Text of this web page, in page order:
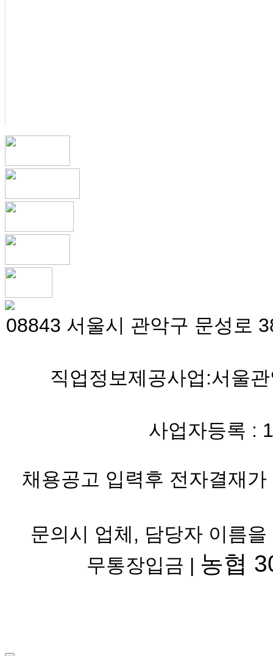
08843 서울시 관악구 문성로
직업정보제공사업:서울
사업자등록 :
채용공고 입력후 전자결재
문의시 업체, 담당자 이름
무통장입금 | 농협